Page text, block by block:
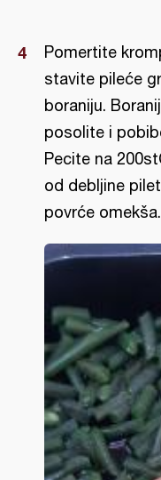
Pomertite
stavite pileće
boraniju.
posolite i
Pecite na
od debljine
povrće omekša.